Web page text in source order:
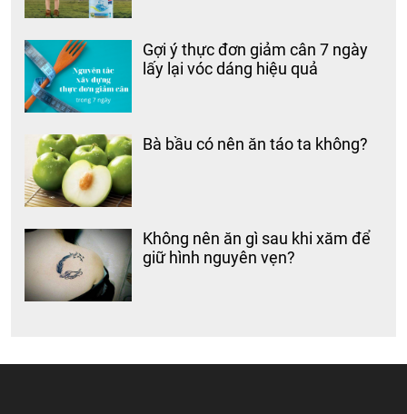
Gợi ý thực đơn giảm cân 7 ngày
lấy lại vóc dáng hiệu quả
Bà bầu có nên ăn táo ta không?
Không nên ăn gì sau khi xăm để
giữ hình nguyên vẹn?